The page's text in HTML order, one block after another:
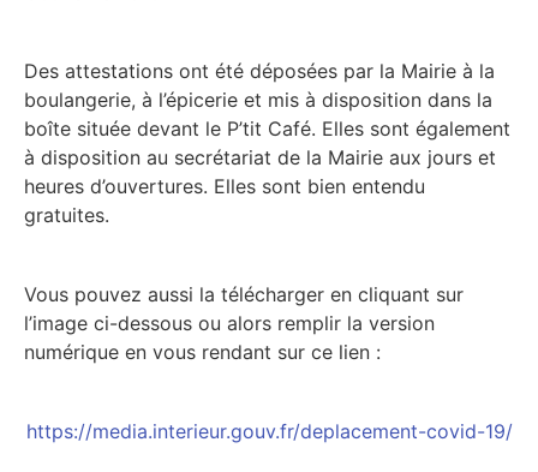
Des attestations ont été déposées par la Mairie à la
boulangerie, à l’épicerie et mis à disposition dans la
boîte située devant le P’tit Café. Elles sont également
à disposition au secrétariat de la Mairie aux jours et
heures d’ouvertures. Elles sont bien entendu
gratuites.
Vous pouvez aussi la télécharger en cliquant sur
l’image ci-dessous ou alors remplir la version
numérique en vous rendant sur ce lien :
https://media.interieur.gouv.fr/deplacement-covid-19/